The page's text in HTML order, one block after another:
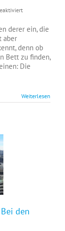
für
jedem
Kiste
!
F.D.P.
derer ein, die
aber
denn ob
Bett zu finden,
Die
Weiterlesen
den